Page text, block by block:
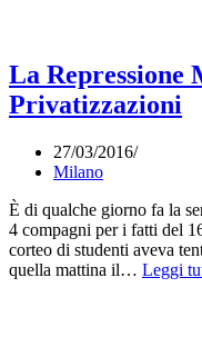
La Repressione
Privatizzazioni
27/03/2016
Milano
È di qualche giorno fa la
4 compagni per i fatti del
corteo di studenti aveva
quella mattina il… Leggi